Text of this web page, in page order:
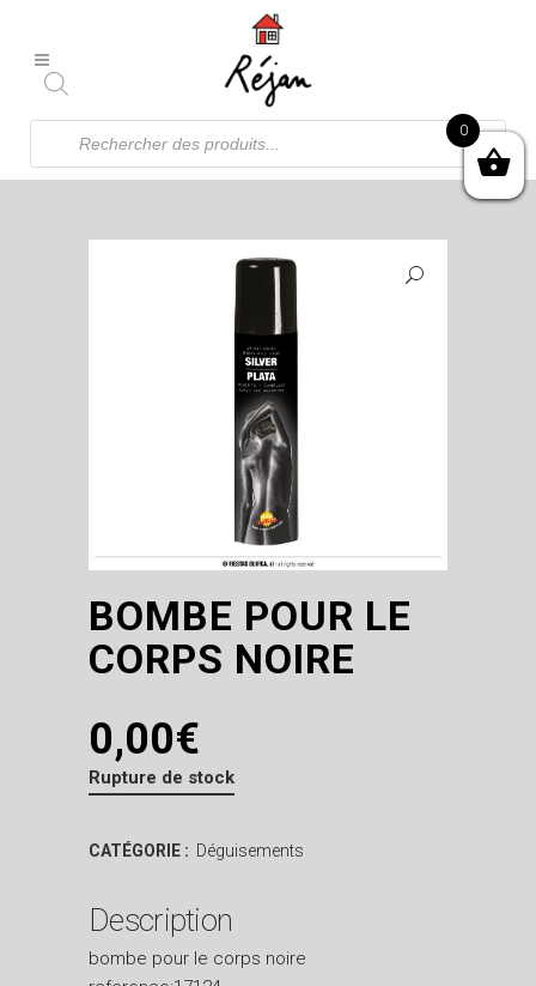
Recherche
produits
BOMBE POUR LE
CORPS NOIRE
0,00€
Rupture de stock
CATÉGORIE : Déguisements
Description
bombe pour le corps noire
0